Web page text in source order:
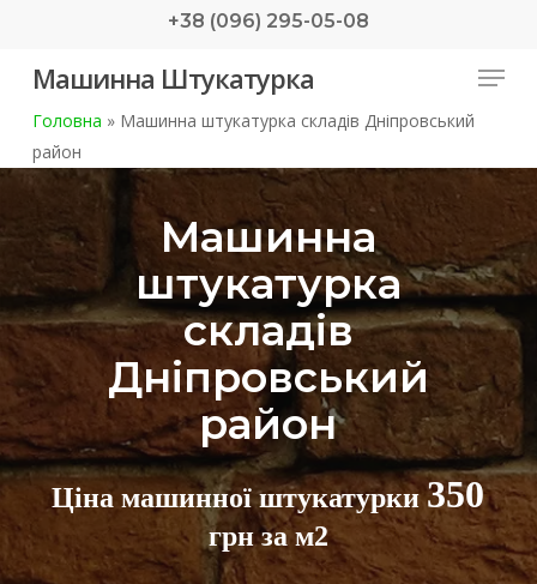
main
+38 (096) 295-05-08
Машинна Штукатурка Menu
Головна »Машинна штукатурка складів Дніпровський
район
Машинна
штукатурка
складів
Дніпровський
район
Ціна машинної штукатурки350
грн за м2